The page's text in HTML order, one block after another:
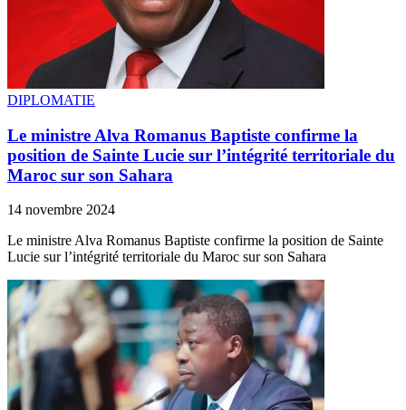
DIPLOMATIE
Le ministre Alva Romanus Baptiste confirme la
position de Sainte Lucie sur l’intégrité territoriale du
Maroc sur son Sahara
14 novembre 2024
Le ministre Alva Romanus Baptiste confirme la position de Sainte
Lucie sur l’intégrité territoriale du Maroc sur son Sahara